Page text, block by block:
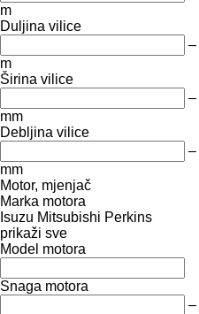
m
Duljina vilice
–
m
Širina vilice
–
mm
Debljina vilice
–
mm
Motor, mjenjač
Marka motora
Isuzu Mitsubishi Perkins
prikaži sve
Model motora
Snaga motora
–